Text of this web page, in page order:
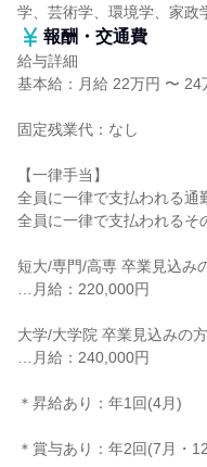
学、芸術学、環境学、家政
報酬・交通費
給与詳細
基本給：月給 22万円 〜 24
固定残業代：なし
【一律手当】
全員に一律で支払われる通
全員に一律で支払われるそ
短大/専門/高専 卒業見込み
…月給：220,000円
大学/大学院 卒業見込みの方
…月給：240,000円
＊昇給あり：年1回(4月)
＊賞与あり：年2回(7月・